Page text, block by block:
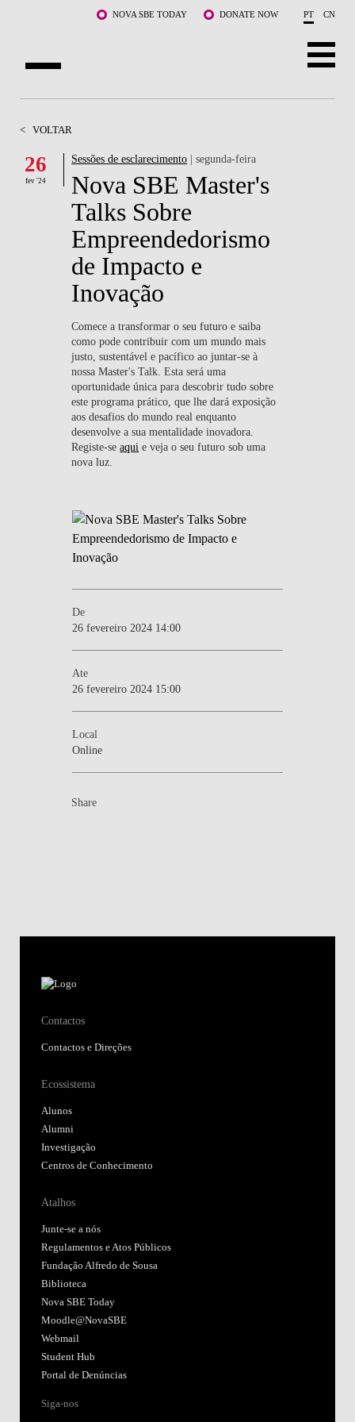
Saltar para o conteúdo principalNOVA SBE TODAY DONATE NOW PT CN
DOCENTES E INVESTIGAÇÃO
COMUNIDADE
LIFE AT NOVA SBE
WHAT'S HAPPENING
< VOLTAR
26
fev '24
Sessões de esclarecimento | segunda-feira
Nova SBE Master's
Talks Sobre
Empreendedorismo
de Impacto e
Inovação
Comece a transformar o seu futuro e saiba
como pode contribuir com um mundo mais
justo, sustentável e pacífico ao juntar-se à
nossa Master's Talk. Esta será uma
oportunidade única para descobrir tudo sobre
este programa prático, que lhe dará exposição
aos desafios do mundo real enquanto
desenvolve a sua mentalidade inovadora.
Registe-seaqui e veja o seu futuro sob uma
nova luz.
De
26 fevereiro 2024 14:00
Ate
26 fevereiro 2024 15:00
Local
Online
Share
Contactos
Contactos e Direções
Ecossistema
Alunos
Alumni
Investigação
Centros de Conhecimento
Atalhos
Junte-se a nós
Regulamentos e Atos Públicos
Fundação Alfredo de Sousa
Biblioteca
Nova SBE Today
Moodle@NovaSBE
Webmail
Student Hub
Portal de Denúncias
Siga-nos